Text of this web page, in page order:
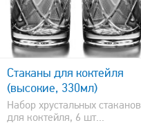
Стаканы для коктейля
(высокие, 330мл)
Набор хрустальных стаканов
для коктейля, 6 шт...
быстрый просмотр